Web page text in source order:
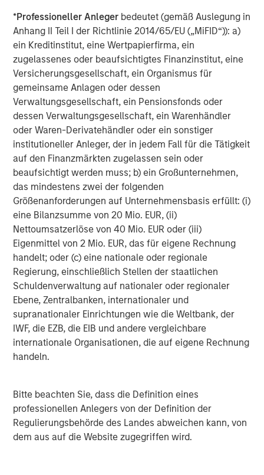
*Professioneller Anleger bedeutet (gemäß Auslegung in
Anhang II Teil I der Richtlinie 2014/65/EU („MiFID“)): a)
ein Kreditinstitut, eine Wertpapierfirma, ein
zugelassenes oder beaufsichtigtes Finanzinstitut, eine
Versicherungsgesellschaft, ein Organismus für
gemeinsame Anlagen oder dessen
Verwaltungsgesellschaft, ein Pensionsfonds oder
dessen Verwaltungsgesellschaft, ein Warenhändler
oder Waren-Derivatehändler oder ein sonstiger
institutioneller Anleger, der in jedem Fall für die Tätigkeit
auf den Finanzmärkten zugelassen sein oder
beaufsichtigt werden muss; b) ein Großunternehmen,
das mindestens zwei der folgenden
Größenanforderungen auf Unternehmensbasis erfüllt: (i)
eine Bilanzsumme von 20 Mio. EUR, (ii)
Nettoumsatzerlöse von 40 Mio. EUR oder (iii)
Eigenmittel von 2 Mio. EUR, das für eigene Rechnung
handelt; oder (c) eine nationale oder regionale
Regierung, einschließlich Stellen der staatlichen
Schuldenverwaltung auf nationaler oder regionaler
Ebene, Zentralbanken, internationaler und
supranationaler Einrichtungen wie die Weltbank, der
IWF, die EZB, die EIB und andere vergleichbare
internationale Organisationen, die auf eigene Rechnung
handeln.
Bitte beachten Sie, dass die Definition eines
professionellen Anlegers von der Definition der
Regulierungsbehörde des Landes abweichen kann, von
dem aus auf die Website zugegriffen wird.
Die Verbesserung der Anlegerstimmung gegenüber nicht
auf den US-Dollar lautenden Vermögenswerten half,
Zuflüsse von 13,2 Mrd. USD in die Anlageklasse zu
generieren – 6,4 Mrd. USD für das Segment der
Hartwährungsanleihen und 6,8 Mrd. USD für
Lokalwährungsanleihen.
Auf makroökonomischer Ebene vereinbarten die USA und
China im November ein aktualisiertes Handelsabkommen,
wobei beide Seiten Zugeständnisse machten, die im
November 2026 auslaufen sollen. Die globale
strategische und wirtschaftliche Neuausrichtung setzte
sich auch in mehreren anderen Bereichen fort: Indien
strebte Freihandelsabkommen mit der Europäischen
Union, Neuseeland, Chile und Oman an, und auch auf
dem G20-Gipfel in Johannesburg, dem APEC-Gipfel in
Korea und dem Gipfeltreffen zwischen der Europäischen
Union und der Afrikanischen Union in Angola stand der
Handel im Mittelpunkt.
Andernorts genehmigte die EU ein Hilfspaket in Höhe von
90 Mrd. EUR für die Ukraine. Während der
Waffenstillstand zwischen Israel und Hamas hielt,
beschuldigten sich beide Seiten gegenseitig, ihn
gebrochen zu haben. Die politische Partei des
argentinischen Präsidenten Javier Milei – ein stark
einer kurzfristigen Rally im Peso führte.
Ausblick für 2026